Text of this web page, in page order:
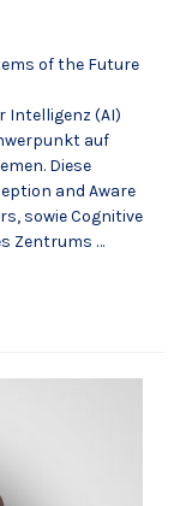
of the Future
Intelligenz (AI)
auf
Diese
and Aware
sowie Cognitive
Zentrums …